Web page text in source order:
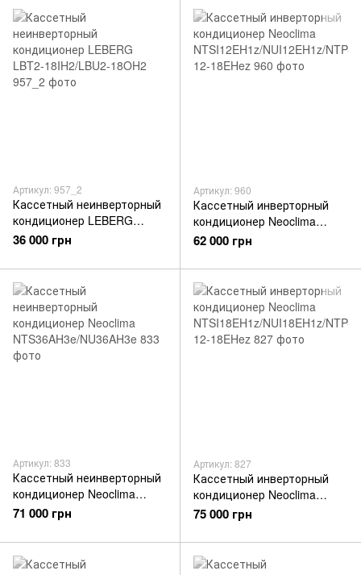
Артикул: 957_2
Кассетный неинверторный
кондиционер LEBERG
LBT2-18IH2/LBU2-18OH2
36 000 грн
Артикул: 960
Кассетный инверторный
кондиционер Neoclima
NTSI12EH1z/NUI12EH1z/NTP
62 000 грн
Артикул: 833
Кассетный неинверторный
кондиционер Neoclima
NTS36AH3e/NU36AH3e
71 000 грн
Артикул: 827
Кассетный инверторный
кондиционер Neoclima
NTSI18EH1z/NUI18EH1z/NTP
75 000 грн